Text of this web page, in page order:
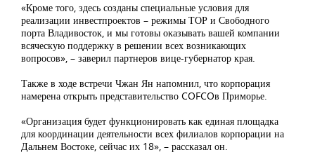
«Кроме того, здесь созданы специальные условия для
реализации инвестпроектов – режимы ТОР и Свободного
порта Владивосток, и мы готовы оказывать вашей компании
всяческую поддержку в решении всех возникающих
вопросов», – заверил партнеров вице-губернатор края.
Также в ходе встречи Чжан Ян напомнил, что корпорация
намерена открыть представительство COFCOв Приморье.
«Организация будет функционировать как единая площадка
для координации деятельности всех филиалов корпорации на
Дальнем Востоке, сейчас их 18», – рассказал он.